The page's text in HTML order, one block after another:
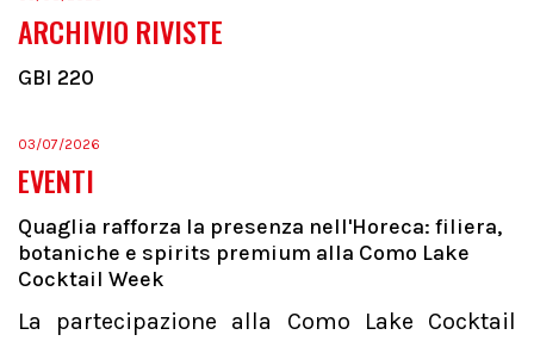
ARCHIVIO RIVISTE
GBI 220
03/07/2026
EVENTI
Quaglia rafforza la presenza nell'Horeca: filiera,
botaniche e spirits premium alla Como Lake
Cocktail Week
La partecipazione alla Como Lake Cocktail